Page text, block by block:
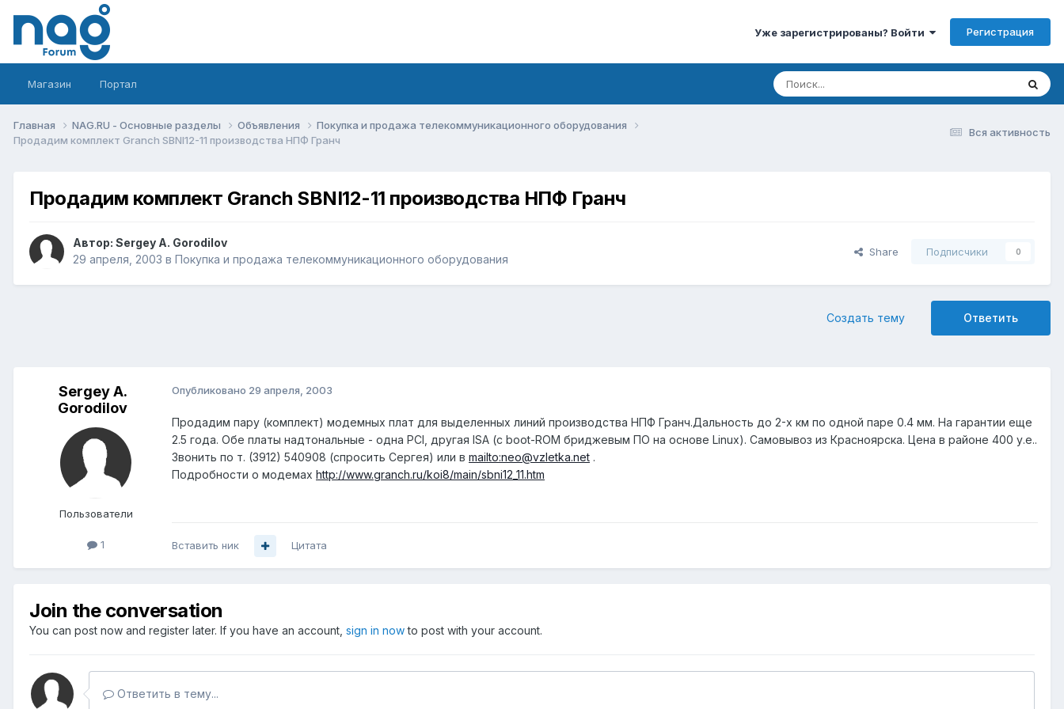
Уже зарегистрированы? Войти Регистрация
Магазин Портал
Вся активность
Главная NAG.RU - Основные разделы Объявления
Покупка и продажа телекоммуникационного оборудования
Продадим комплект Granch SBNI12-11 производства НПФ Гранч
Продадим комплект Granch SBNI12-11 производства НПФ Гранч
Автор: Sergey A. Gorodilov
29 апреля, 2003 в Покупка и продажа телекоммуникационного оборудования
Share Подписчики 0
Ответить
Создать тему
Sergey A.
Gorodilov
Пользователи
1
Опубликовано 29 апреля, 2003
Продадим пару (комплект) модемных плат для выделенных линий производства НПФ Гранч.Дальность до 2-х км по одной паре 0.4 мм. На гарантии еще
2.5 года. Обе платы надтональные - одна PCI, другая ISA (с boot-ROM бриджевым ПО на основе Linux). Самовывоз из Красноярска. Цена в районе 400 у.е..
Звонить по т. (3912) 540908 (спросить Сергея) или в mailto:neo@vzletka.net .
Подробности о модемах http://www.granch.ru/koi8/main/sbni12_11.htm
Вставить ник Цитата
Join the conversation
You can post now and register later. If you have an account, sign in nowto post with your account.
Ответить в тему...